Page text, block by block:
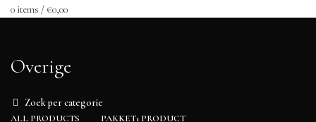
0 items /€0,00
Overige
Zoek per categorie
ALL PRODUCTS PAKKET1 PRODUCT